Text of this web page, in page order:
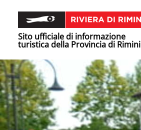
Sito ufficiale di informazione
turistica della Provincia di Rimini